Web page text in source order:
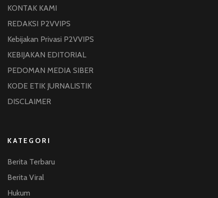
KONTAK KAMI
REDAKSI P2VVIPS
Kebijakan Privasi P2VVIPS
KEBIJAKAN EDITORIAL
PEDOMAN MEDIA SIBER
KODE ETIK JURNALISTIK
DISCLAIMER
KATEGORI
Berita Terbaru
Berita Viral
Hukum